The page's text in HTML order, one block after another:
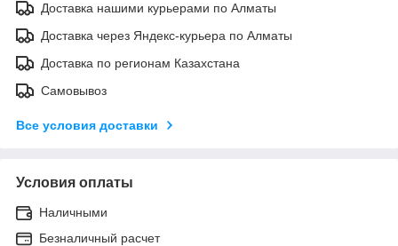
Доставка нашими курьерами по Алматы
Доставка через Яндекс-курьера по Алматы
Доставка по регионам Казахстана
Самовывоз
Все условия доставки
Условия оплаты
Наличными
Безналичный расчет